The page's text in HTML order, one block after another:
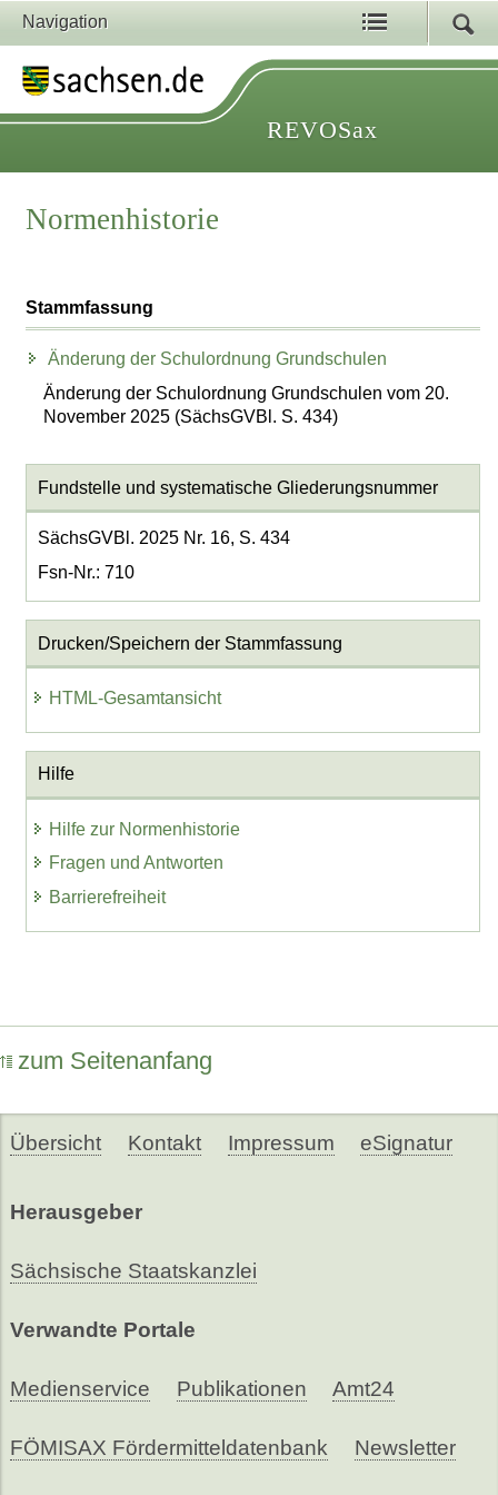
Navigation
REVOSax
Normenhistorie
Stammfassung
Änderung der Schulordnung Grundschulen
Änderung der Schulordnung Grundschulen vom 20.
November 2025 (SächsGVBl. S. 434)
Fundstelle und systematische Gliederungsnummer
SächsGVBl. 2025 Nr. 16, S. 434
Fsn-Nr.: 710
Drucken/Speichern der Stammfassung
HTML-Gesamtansicht
Hilfe
Hilfe zur Normenhistorie
Fragen und Antworten
Barrierefreiheit
zum Seitenanfang
Übersicht Kontakt Impressum eSignatur
Herausgeber
Sächsische Staatskanzlei
Verwandte Portale
Medienservice Publikationen Amt24
FÖMISAX Fördermitteldatenbank Newsletter